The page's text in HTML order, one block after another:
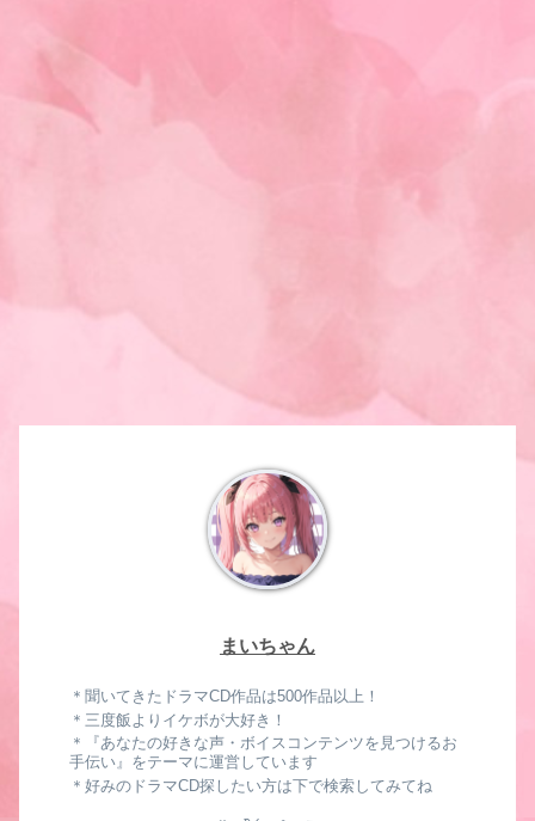
まいちゃん
＊聞いてきたドラマCD作品は500作品以上！
＊三度飯よりイケボが大好き！
＊『あなたの好きな声・ボイスコンテンツを見つけるお
手伝い』をテーマに運営しています
＊好みのドラマCD探したい方は下で検索してみてね